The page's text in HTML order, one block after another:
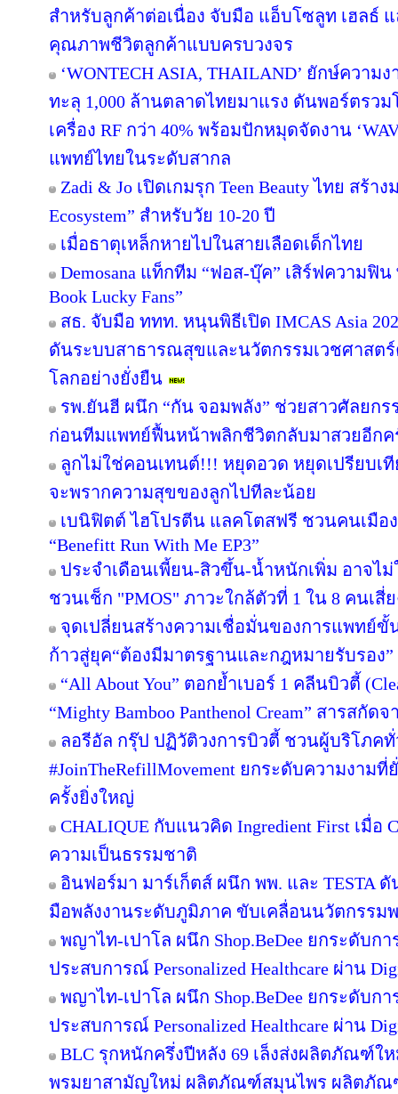
สำหรับลูกค้าต่อเนื่อง จับมือ แอ็บโซลูท เฮลธ์
คุณภาพชีวิตลูกค้าแบบครบวงจร
‘WONTECH ASIA, THAILAND’ ยักษ์ควา
ทะลุ 1,000 ล้านตลาดไทยมาแรง ดันพอร์ตรว
เครื่อง RF กว่า 40% พร้อมปักหมุดจัดงาน
แพทย์ไทยในระดับสากล
Zadi & Jo เปิดเกมรุก Teen Beauty ไทย สร้า
Ecosystem” สำหรับวัย 10-20 ปี
เมื่อธาตุเหล็กหายไปในสายเลือดเด็กไทย
Demosana แท็กทีม “ฟอส-บุ๊ค” เสิร์ฟความฟิ
Book Lucky Fans”
สธ. จับมือ ททท. หนุนพิธีเปิด IMCAS Asia
ดันระบบสาธารณสุขและนวัตกรรมเวชศาสตร์
โลกอย่างยั่งยืน
รพ.ยันฮี ผนึก “กัน จอมพลัง” ช่วยสาวศัลยก
ก่อนทีมแพทย์ฟื้นหน้าพลิกชีวิตกลับมาสวยอีกค
ลูกไม่ใช่คอนเทนต์!!! หยุดอวด หยุดเปรียบเ
จะพรากความสุขของลูกไปทีละน้อย
เบนิฟิตต์ ไฮโปรตีน แลคโตสฟรี ชวนคนเมือ
“Benefitt Run With Me EP3”
ประจำเดือนเพี้ยน-สิวขึ้น-น้ำหนักเพิ่ม อาจไ
ชวนเช็ก "PMOS" ภาวะใกล้ตัวที่ 1 ใน 8 คนเ
จุดเปลี่ยนสร้างความเชื่อมั่นของการแพทย์ขั้
ก้าวสู่ยุค“ต้องมีมาตรฐานและกฎหมายรับรอง”
“All About You” ตอกย้ำเบอร์ 1 คลีนบิวตี้
“Mighty Bamboo Panthenol Cream” สารสกัด
ลอรีอัล กรุ๊ป ปฏิวัติวงการบิวตี้ ชวนผู้บริโภค
#JoinTheRefillMovement ยกระดับความงา
ครั้งยิ่งใหญ่
CHALIQUE กับแนวคิด Ingredient First เมื่อ
ความเป็นธรรมชาติ
อินฟอร์มา มาร์เก็ตส์ ผนึก พพ. และ TESTA ดั
มือพลังงานระดับภูมิภาค ขับเคลื่อนนวัตกรรม
พญาไท-เปาโล ผนึก Shop.BeDee ยกระดับก
ประสบการณ์ Personalized Healthcare ผ่าน
พญาไท-เปาโล ผนึก Shop.BeDee ยกระดับก
ประสบการณ์ Personalized Healthcare ผ่าน
BLC รุกหนักครึ่งปีหลัง 69 เล็งส่งผลิตภัณฑ์ใ
พรมยาสามัญใหม่ ผลิตภัณฑ์สมุนไพร ผลิตภัณฑ์